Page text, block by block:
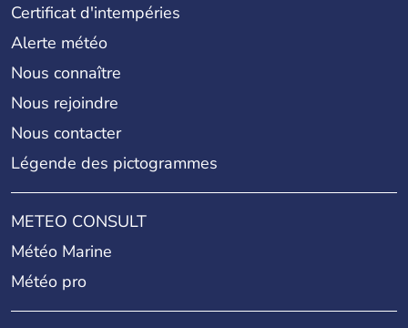
Certificat d'intempéries
Alerte météo
Nous connaître
Nous rejoindre
Nous contacter
Légende des pictogrammes
METEO CONSULT
Météo Marine
Météo pro